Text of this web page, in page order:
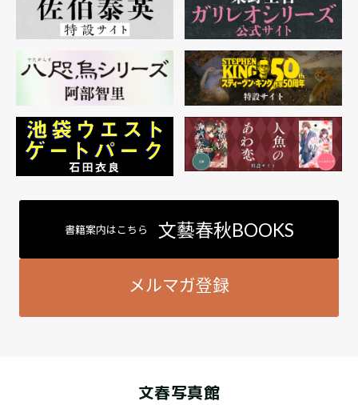
書籍案内はこちら 文藝春秋BOOKS
メルマガ登録
文春写真館